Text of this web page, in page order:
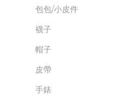
包包/小皮件
襪子
帽子
皮帶
手錶